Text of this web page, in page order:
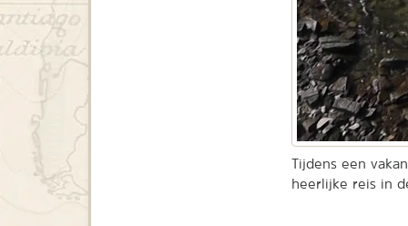
Tijdens een
heerlijke reis in